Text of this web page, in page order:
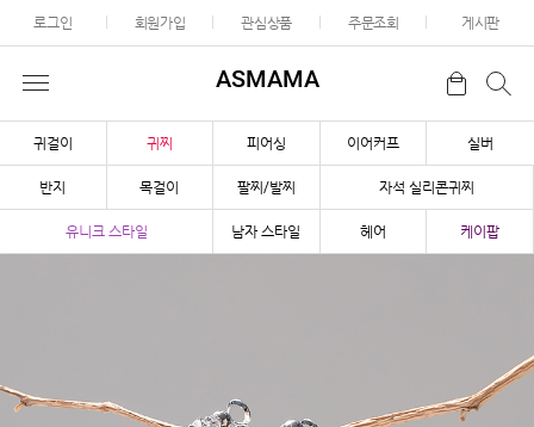
로그인 회원가입 관심상품 주문조회 게시판
ASMAMA
귀걸이 귀찌 피어싱 이어커프 실버
반지 목걸이 팔찌/발찌 자석 실리콘귀찌
유니크 스타일 남자 스타일 헤어 케이팝